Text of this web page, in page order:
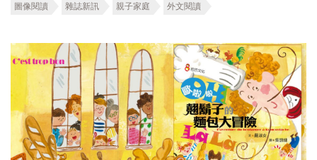
圖像閱讀 雜誌新訊 親子家庭 外文閱讀